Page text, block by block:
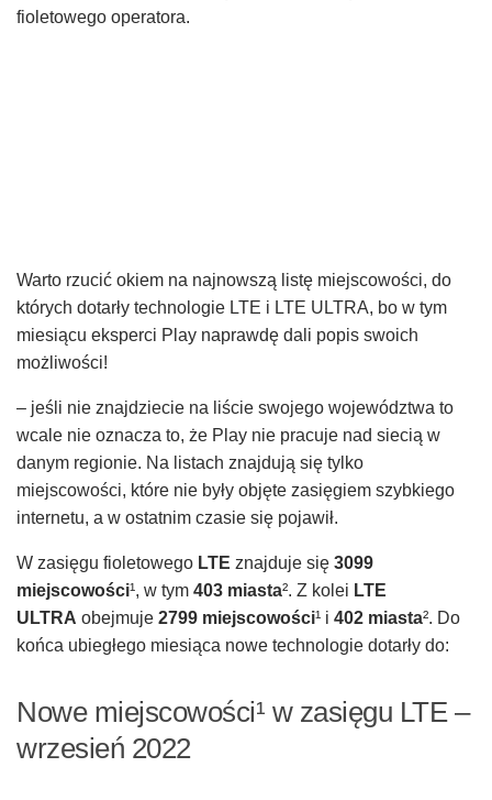
fioletowego operatora.
Warto rzucić okiem na najnowszą listę miejscowości, do
których dotarły technologie LTE i LTE ULTRA, bo w tym
miesiącu eksperci Play naprawdę dali popis swoich
możliwości!
– jeśli nie znajdziecie na liście swojego województwa to
wcale nie oznacza to, że Play nie pracuje nad siecią w
danym regionie. Na listach znajdują się tylko
miejscowości, które nie były objęte zasięgiem szybkiego
internetu, a w ostatnim czasie się pojawił.
W zasięgu fioletowego LTE znajduje się 3099
miejscowości¹, w tym 403 miasta². Z kolei LTE
ULTRA obejmuje 2799 miejscowości¹ i 402 miasta². Do
końca ubiegłego miesiąca nowe technologie dotarły do:
Nowe miejscowości¹ w zasięgu LTE –
wrzesień 2022